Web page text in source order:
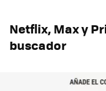
Netflix, Max y
buscador